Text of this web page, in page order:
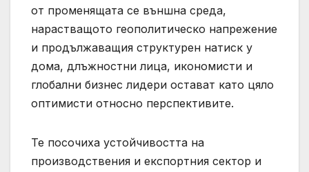
от променящата се външна среда,
нарастващото геополитическо напрежение
и продължаващия структурен натиск у
дома, длъжностни лица, икономисти и
глобални бизнес лидери остават като цяло
оптимисти относно перспективите.
Те посочиха устойчивостта на
производствения и експортния сектор и